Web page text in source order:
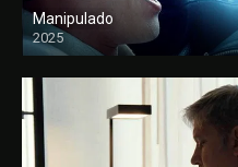
Manipulado
2025